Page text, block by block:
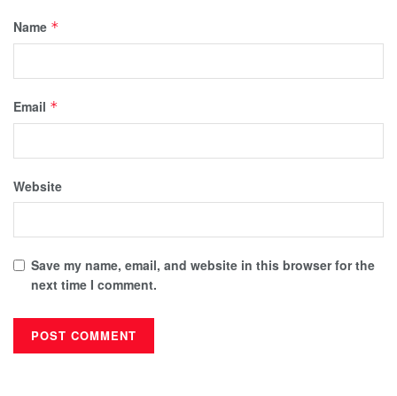
Name *
Email *
Website
Save my name, email, and website in this browser for the
next time I comment.